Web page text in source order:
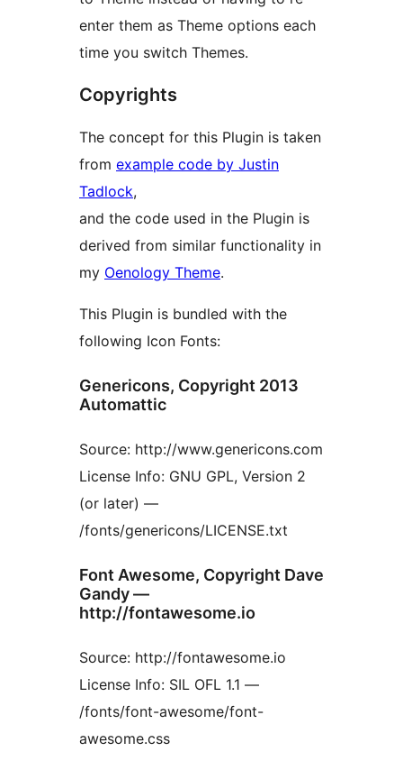
enter them as Theme options each
time you switch Themes.
Copyrights
The concept for this Plugin is taken
from example code by Justin
Tadlock,
and the code used in the Plugin is
derived from similar functionality in
my Oenology Theme.
This Plugin is bundled with the
following Icon Fonts:
Genericons, Copyright 2013
Automattic
Source: http://www.genericons.com
License Info: GNU GPL, Version 2
(or later) —
/fonts/genericons/LICENSE.txt
Font Awesome, Copyright Dave
Gandy —
http://fontawesome.io
Source: http://fontawesome.io
License Info: SIL OFL 1.1 —
/fonts/font-awesome/font-
awesome.css